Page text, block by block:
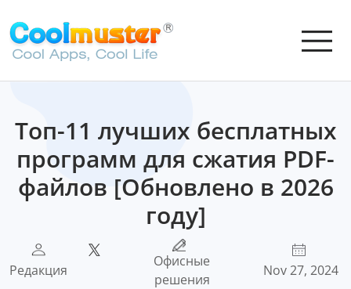
Топ-11 лучших бесплатных
программ для сжатия PDF-
файлов [Обновлено в 2026
году]
Редакция
Офисные
решения
Nov 27, 2024